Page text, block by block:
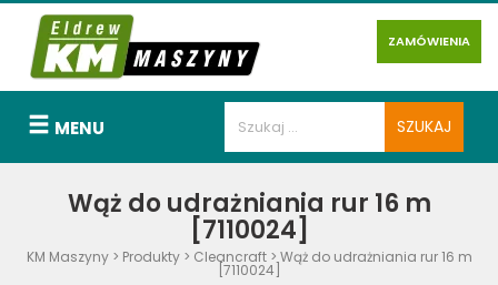
ZAMÓWIENIA
MENU
Wąż do udrażniania rur 16 m
[7110024]
KM Maszyny> Produkty> Cleancraft> Wąż do udrażniania rur 16 m
[7110024]